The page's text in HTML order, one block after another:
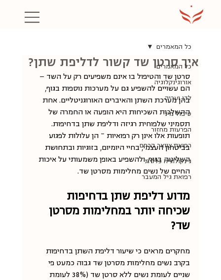
כל המאמרים
אורוגינקלוגיה
לדן ועריה
טיפול מיני
הפרעות מחזור
רפואת צוואר הרחם
גינקולוגיה כללית
רפואת גיל המעבר
כל המאמרים
איך סרטן שד קשור לדליפת שתן?
סרטן שד והטיפול בו אינם משפיעים רק על השד —
הם עשויים להשפיע גם על מערכות נוספות בגוף,
בהן מערכת השתן והאיברים האורוגניטליים. אחת
ההשלכות השכיחות היא הופעה או החמרה של
תסמיני שלפוחית רגיזה ודליפת שתן בדחיפות.
תופעות אלו אינן רק רפואיות – הן עלולות לפגוע
בביטחון העצמי, בחיי היומיום, בזוגיות ובתחושת
השליטה בגוף, ולהשפיע באופן משמעותי על איכות
החיים של נשים מחלימות מסרטן שד.
מדוע דליפת שתן בדחיפות
שכיחה יותר במחלימות מסרטן
שד?
מחקרים מראים כי שיעור דליפת השתן בדחיפות
בקרב נשים מחלימות מסרטן שד גבוה כמעט פי
שניים לעומת נשים ללא סרטן שד (38% לעומת